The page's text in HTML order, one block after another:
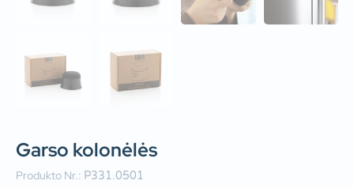
Garso kolonėlės
Produkto Nr.: P331.0501